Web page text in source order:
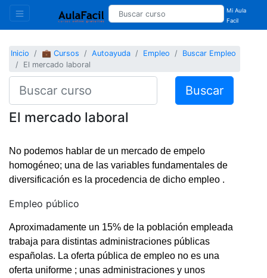
Mi Aula
Facil
Inicio 💼 Cursos Autoayuda Empleo
Buscar Empleo
El mercado laboral
Buscar
El mercado laboral
No podemos hablar de un mercado de empelo
homogéneo; una de las variables fundamentales de
diversificación es la procedencia de dicho empleo .
Empleo público
Aproximadamente un 15% de la población empleada
trabaja para distintas administraciones públicas
españolas. La oferta pública de empleo no es una
oferta uniforme ; unas administraciones y unos